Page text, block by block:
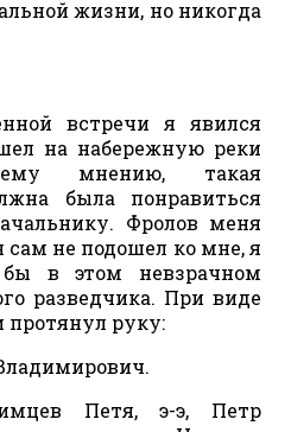
жизни, но никогда
встречи я явился
на набережную реки
мнению, такая
была понравиться
Фролов меня
не подошел ко мне, я
в этом невзрачном
разведчика. При виде
руку:
Петя, э-э, Петр